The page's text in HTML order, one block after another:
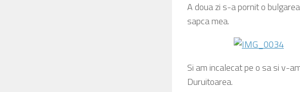
A doua zi s-a pornit o
sapca mea.
Si am incalecat pe o sa si v-
Duruitoarea.